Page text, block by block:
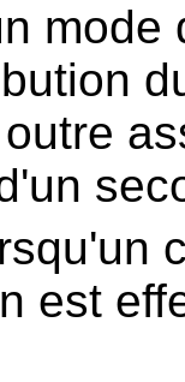
mode
est